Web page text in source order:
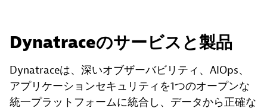
Dynatraceのサービスと製品
Dynatraceは、深いオブザーバビリティ、AIOps、
アプリケーションセキュリティを1つのオープンな
統一プラットフォームに統合し、データから正確な